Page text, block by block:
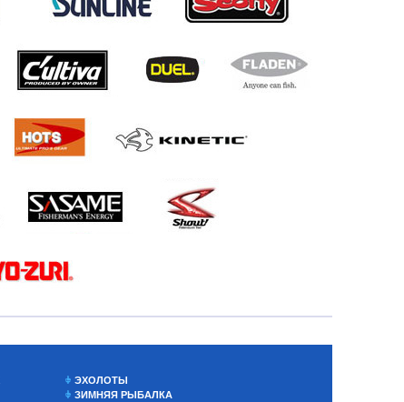
ЭХОЛОТЫ
ЗИМНЯЯ РЫБАЛКА